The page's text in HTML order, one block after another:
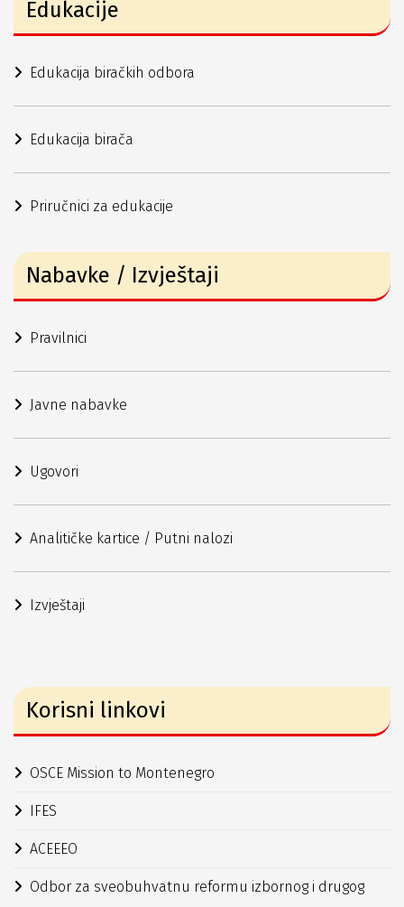
Edukacije
Edukacija biračkih odbora
Edukacija birača
Priručnici za edukacije
Nabavke / Izvještaji
Pravilnici
Javne nabavke
Ugovori
Analitičke kartice / Putni nalozi
Izvještaji
Korisni linkovi
OSCE Mission to Montenegro
IFES
ACEEEO
Odbor za sveobuhvatnu reformu izbornog i drugog